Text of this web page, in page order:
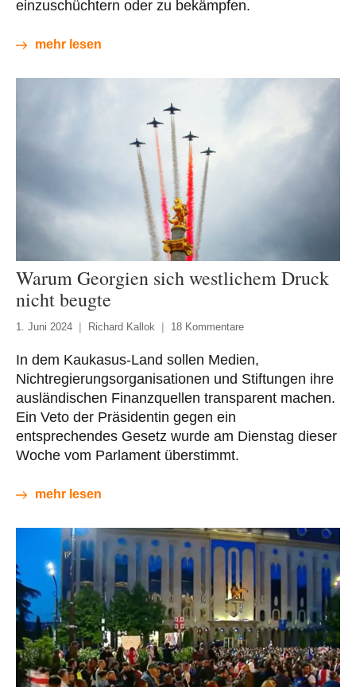
einzuschüchtern oder zu bekämpfen.
mehr lesen
Warum Georgien sich westlichem Druck
nicht beugte
1. Juni 2024 Richard Kallok 18 Kommentare
In dem Kaukasus-Land sollen Medien,
Nichtregierungsorganisationen und Stiftungen ihre
ausländischen Finanzquellen transparent machen.
Ein Veto der Präsidentin gegen ein
entsprechendes Gesetz wurde am Dienstag dieser
Woche vom Parlament überstimmt.
mehr lesen